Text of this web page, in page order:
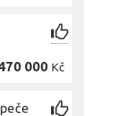
000 Kč